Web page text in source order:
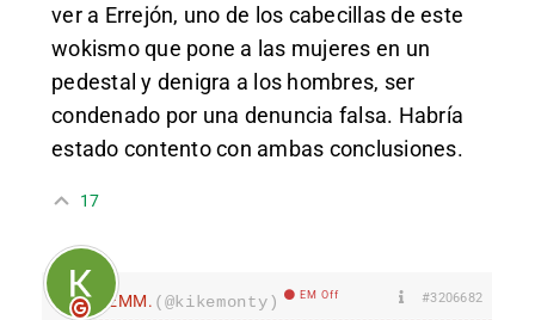
ver a Errejón, uno de los cabecillas de este
wokismo que pone a las mujeres en un
pedestal y denigra a los hombres, ser
condenado por una denuncia falsa. Habría
estado contento con ambas conclusiones.
17
EMM. (@kikemonty) EM Off #3206682